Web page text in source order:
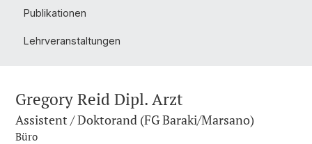
Publikationen
Lehrveranstaltungen
Gregory Reid Dipl. Arzt
Assistent / Doktorand (FG Baraki/Marsano)
Büro